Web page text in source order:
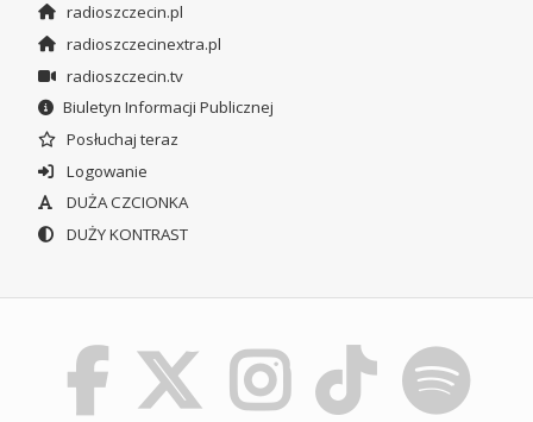
radioszczecin.pl
radioszczecinextra.pl
radioszczecin.tv
Biuletyn Informacji Publicznej
Posłuchaj teraz
Logowanie
DUŻA CZCIONKA
DUŻY KONTRAST